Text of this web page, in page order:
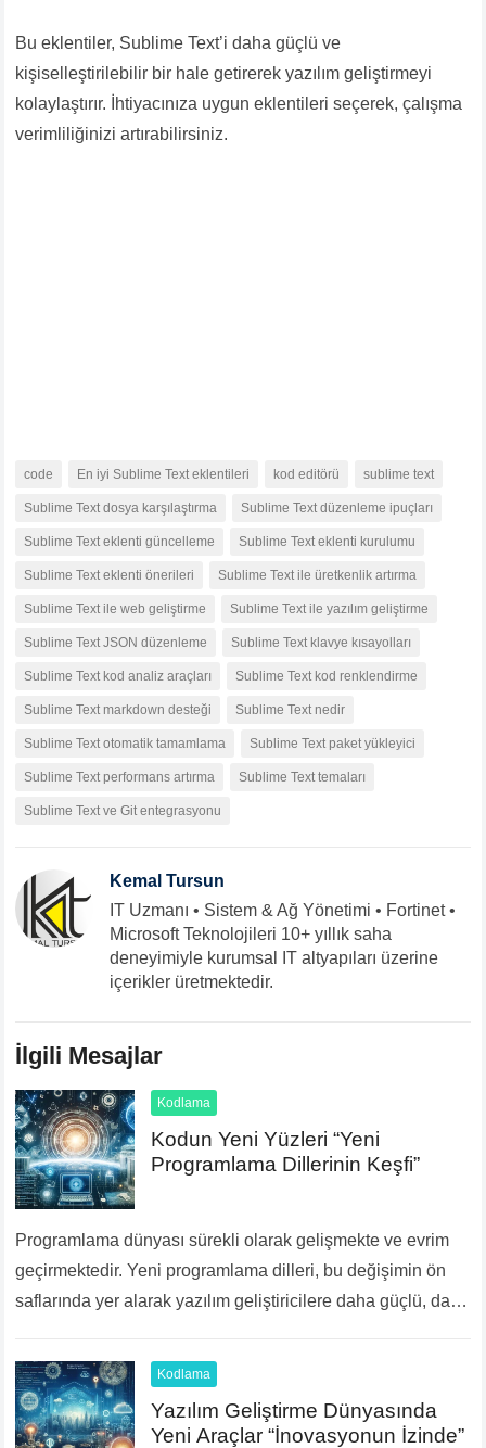
Bu eklentiler, Sublime Text’i daha güçlü ve
kişiselleştirilebilir bir hale getirerek yazılım geliştirmeyi
kolaylaştırır. İhtiyacınıza uygun eklentileri seçerek, çalışma
verimliliğinizi artırabilirsiniz.
code En iyi Sublime Text eklentileri kod editörü sublime text
Sublime Text dosya karşılaştırma Sublime Text düzenleme ipuçları
Sublime Text eklenti güncelleme Sublime Text eklenti kurulumu
Sublime Text eklenti önerileri Sublime Text ile üretkenlik artırma
Sublime Text ile web geliştirme Sublime Text ile yazılım geliştirme
Sublime Text JSON düzenleme Sublime Text klavye kısayolları
Sublime Text kod analiz araçları Sublime Text kod renklendirme
Sublime Text markdown desteği Sublime Text nedir
Sublime Text otomatik tamamlama Sublime Text paket yükleyici
Sublime Text performans artırma Sublime Text temaları
Sublime Text ve Git entegrasyonu
Kemal Tursun
IT Uzmanı • Sistem & Ağ Yönetimi • Fortinet •
Microsoft Teknolojileri 10+ yıllık saha
deneyimiyle kurumsal IT altyapıları üzerine
içerikler üretmektedir.
İlgili Mesajlar
Kodlama
Kodun Yeni Yüzleri “Yeni
Programlama Dillerinin Keşfi”
Programlama dünyası sürekli olarak gelişmekte ve evrim
geçirmektedir. Yeni programlama dilleri, bu değişimin ön
saflarında yer alarak yazılım geliştiricilere daha güçlü, daha
Devamını Oku...
Kodlama
Yazılım Geliştirme Dünyasında
Yeni Araçlar “İnovasyonun İzinde”